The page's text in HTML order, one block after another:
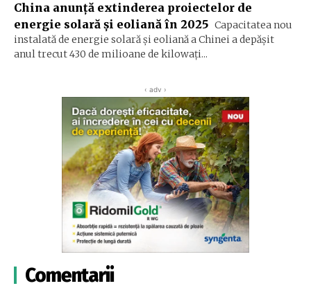
China anunţă extinderea proiectelor de
energie solară şi eoliană în 2025 Capacitatea nou
instalată de energie solară şi eoliană a Chinei a depăşit
anul trecut 430 de milioane de kilowaţi...
‹ adv ›
Comentarii